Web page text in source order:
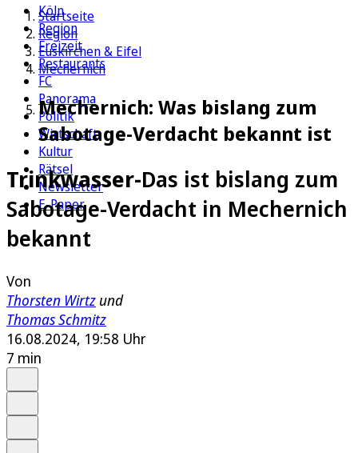
Köln
Region
Freizeit
Restaurants
FC
Panorama
Politik
Wirtschaft
Kultur
Rätsel
Newsletter
E-Paper
Startseite
Region
Euskirchen & Eifel
Mechernich
Mechernich: Was bislang zum
Sabotage-Verdacht bekannt ist
Trinkwasser-Das ist bislang zum
Sabotage-Verdacht in Mechernich
bekannt
Von
Thorsten Wirtz und
Thomas Schmitz
16.08.2024, 19:58 Uhr
7 min